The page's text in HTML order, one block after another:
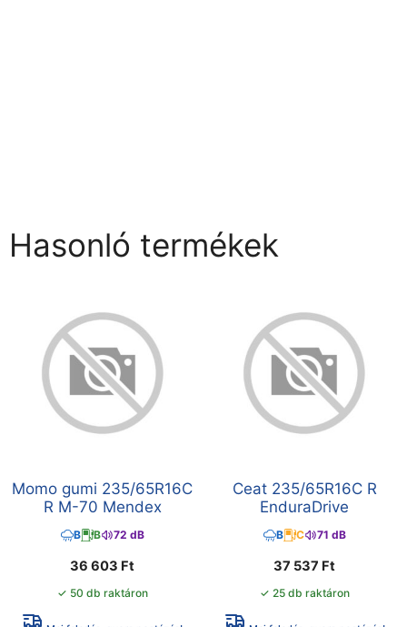
Hasonló termékek
Momo gumi 235/65R16C
R M-70 Mendex
B B 72 dB
36 603 Ft
✓ 50 db raktáron
Ceat 235/65R16C R
EnduraDrive
B C 71 dB
37 537 Ft
✓ 25 db raktáron